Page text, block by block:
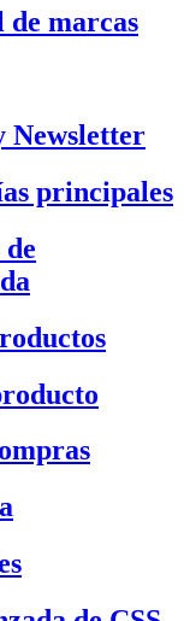
de marcas
Newsletter
principales